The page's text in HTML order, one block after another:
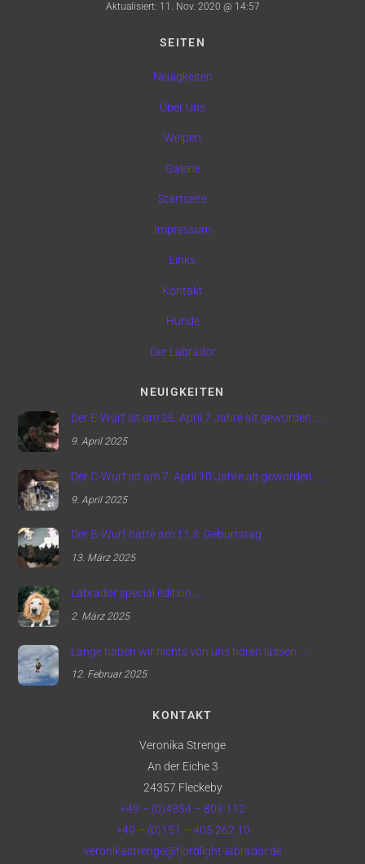
Aktualisiert: 11. Nov. 2020 @ 14:57
SEITEN
Neuigkeiten
Über Uns
Welpen
Galerie
Startseite
Impressum
Links
Kontakt
Hunde
Der Labrador
NEUIGKEITEN
Der E-Wurf ist am 25. April 7 Jahre alt geworden …..
9. April 2025
Der C-Wurf ist am 7. April 10 Jahre alt geworden …..
9. April 2025
Der B-Wurf hatte am 11.3. Geburtstag
13. März 2025
Labrador special edition ….
2. März 2025
Lange haben wir nichts von uns hören lassen ….
12. Februar 2025
KONTAKT
Veronika Strenge
An der Eiche 3
24357 Fleckeby
+49 – (0)4354 – 809 112
+49 – (0)151 – 405 262 10
veronikastrenge@fjordlight-labrador.de